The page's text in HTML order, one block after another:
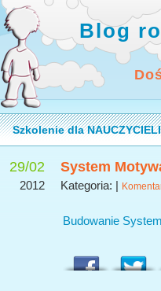
Blog
Szkolenie dla NAUCZYCIELI
29/02
2012
System
Kategoria: |
Budowanie